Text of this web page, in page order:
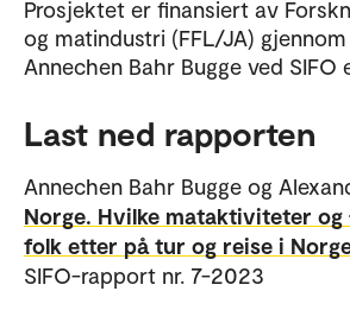
Prosjektet er finansiert av
og matindustri (FFL/JA)
Annechen Bahr Bugge ved SIFO
Last ned rapporten
Annechen Bahr Bugge og
Norge. Hvilke mataktiviteter
folk etter på tur og reise i
SIFO-rapport nr. 7-2023